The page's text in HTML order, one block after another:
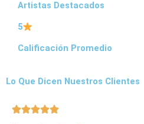
Artistas Destacados
5
Calificación Promedio
Lo Que Dicen Nuestros Clientes